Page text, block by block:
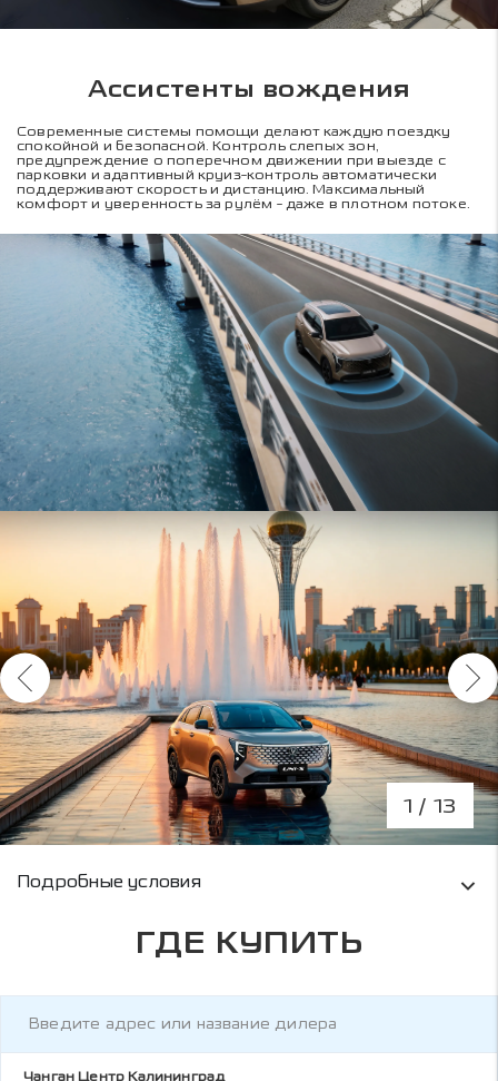
Ассистенты вождения
Современные системы помощи делают каждую поездку
спокойной и безопасной. Контроль слепых зон,
предупреждение о поперечном движении при выезде с
парковки и адаптивный круиз-контроль автоматически
поддерживают скорость и дистанцию. Максимальный
комфорт и уверенность за рулём - даже в плотном потоке.
1 / 13
Условия кредитования и информация о
Подробные условия
ГДЕ КУПИТЬ
Чанган Центр Калининград